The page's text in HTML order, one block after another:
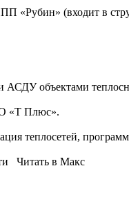
«Рубин» (входит в
АСДУ объектами
«Т Плюс».
теплосетей,
Читать в Макс